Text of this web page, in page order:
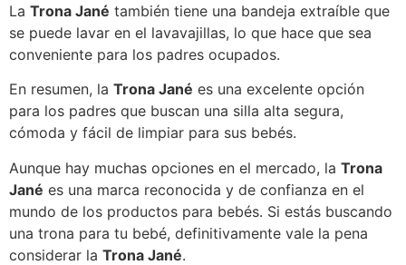
La Trona Jané también tiene una bandeja extraíble que
se puede lavar en el lavavajillas, lo que hace que sea
conveniente para los padres ocupados.
En resumen, la Trona Jané es una excelente opción
para los padres que buscan una silla alta segura,
cómoda y fácil de limpiar para sus bebés.
Aunque hay muchas opciones en el mercado, la Trona
Jané es una marca reconocida y de confianza en el
mundo de los productos para bebés. Si estás buscando
una trona para tu bebé, definitivamente vale la pena
considerar la Trona Jané.